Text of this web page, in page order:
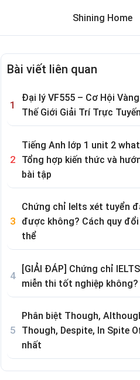
Shining Home
MemeReview trường cho bé
Bài viết liên quan
Đại lý VF555 – Cơ Hội
Thế Giới Giải Trí Trực
Tiếng Anh lớp 1 unit 2
Tổng hợp kiến thức và
bài tập
Chứng chỉ Ielts xét tuyển
được không? Cách quy
thể
[GIẢI ĐÁP] Chứng chỉ
miễn thi tốt nghiệp không?
Phân biệt Though,
Though, Despite, In Spite
nhất